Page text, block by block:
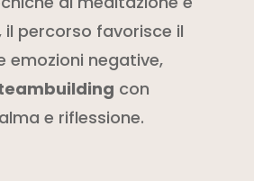
percorso favorisce il
emozioni negative,
con
e riflessione.